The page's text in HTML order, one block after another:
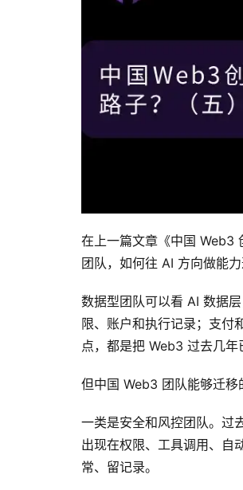
在上一篇文章《中国 Web3
团队，如何往 AI 方向做能力
数据型团队可以看 AI 数据
限、账户和执行记录；支付
点，都是把 Web3 过去几
但中国 Web3 团队能够迁移
一类是安全和风控团队。过
出现在权限、工具调用、自
常、留记录。